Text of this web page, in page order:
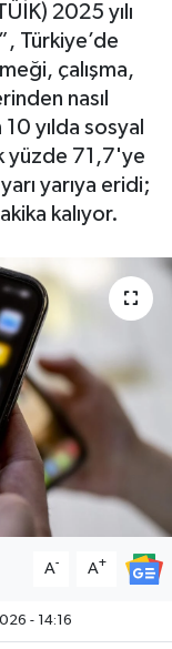
2025 yılı
Türkiye’de
çalışma,
nasıl
yılda sosyal
yüzde 71,7'ye
yarıya eridi;
kalıyor.
A- A+
- 14:16